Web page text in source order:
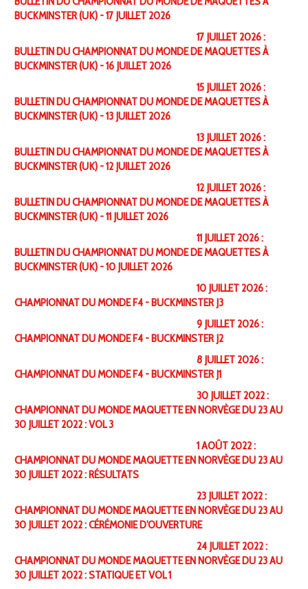
BUCKMINSTER (UK) - 17 JUILLET 2026
17 JUILLET 2026 :
BULLETIN DU CHAMPIONNAT DU MONDE DE MAQUETTES À
BUCKMINSTER (UK) - 16 JUILLET 2026
15 JUILLET 2026 :
BULLETIN DU CHAMPIONNAT DU MONDE DE MAQUETTES À
BUCKMINSTER (UK) - 13 JUILLET 2026
13 JUILLET 2026 :
BULLETIN DU CHAMPIONNAT DU MONDE DE MAQUETTES À
BUCKMINSTER (UK) - 12 JUILLET 2026
12 JUILLET 2026 :
BULLETIN DU CHAMPIONNAT DU MONDE DE MAQUETTES À
BUCKMINSTER (UK) - 11 JUILLET 2026
11 JUILLET 2026 :
BULLETIN DU CHAMPIONNAT DU MONDE DE MAQUETTES À
BUCKMINSTER (UK) - 10 JUILLET 2026
10 JUILLET 2026 :
CHAMPIONNAT DU MONDE F4 - BUCKMINSTER J3
9 JUILLET 2026 :
CHAMPIONNAT DU MONDE F4 - BUCKMINSTER J2
8 JUILLET 2026 :
CHAMPIONNAT DU MONDE F4 - BUCKMINSTER J1
30 JUILLET 2022 :
CHAMPIONNAT DU MONDE MAQUETTE EN NORVÈGE DU 23 AU
30 JUILLET 2022 : VOL 3
1 AOÛT 2022 :
CHAMPIONNAT DU MONDE MAQUETTE EN NORVÈGE DU 23 AU
30 JUILLET 2022 : RÉSULTATS
23 JUILLET 2022 :
CHAMPIONNAT DU MONDE MAQUETTE EN NORVÈGE DU 23 AU
30 JUILLET 2022 : CÉRÉMONIE D'OUVERTURE
24 JUILLET 2022 :
CHAMPIONNAT DU MONDE MAQUETTE EN NORVÈGE DU 23 AU
30 JUILLET 2022 : STATIQUE ET VOL 1